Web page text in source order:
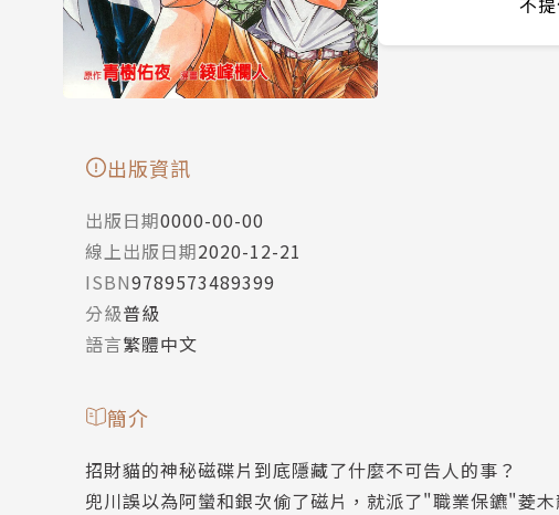
出版資訊
出版日期0000-00-00
線上出版日期2020-12-21
ISBN9789573489399
分級普級
語言繁體中文
簡介
招財貓的神秘磁碟片到底隱藏了什麼不可告人的事？
兜川誤以為阿蠻和銀次偷了磁片，就派了"職業保鑣"菱